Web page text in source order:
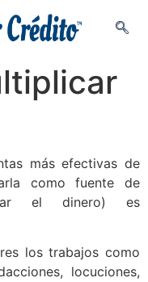
más efectivas de
como fuente de
el dinero) es
los trabajos como
locuciones,